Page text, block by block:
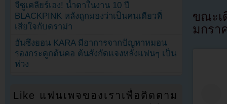
ขณะเ
มกรา
จีซูเคลียร์เอง! น้ำตาในงาน 10 ปี
BLACKPINK หลังถูกมองว่าเป็นคนเดียวที่
เสียใจกับดราม่า
ฮันซึงยอน KARA มีอาการจากปัญหาหมอน
รองกระดูกต้นคอ ต้นสังกัดแจงหลังแฟนๆ เป็น
ห่วง
Like แฟนเพจของเราเพื่อติดตาม